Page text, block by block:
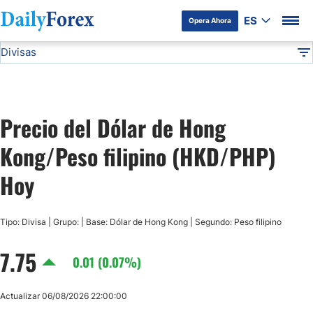
Opera Ahora ES
Divulgación del Anunciante
Divisas
USD/JPY
GBP/USD
USD/CAD
AUD/USD
Precio del Dólar de Hong
Kong/Peso filipino (HKD/PHP)
Hoy
Tipo: Divisa | Grupo: | Base: Dólar de Hong Kong | Segundo: Peso filipino
7.75 0.01 (0.07%)
Actualizar 06/08/2026 22:00:00